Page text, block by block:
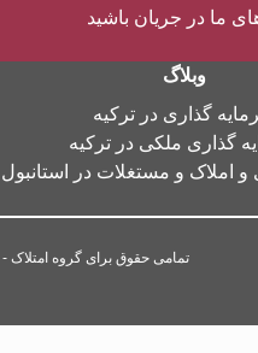
ما در جریان باشید
وبلاگ
گذاری در ترکیه
گذاری ملکی در ترکیه
و املاک و مستغلات در استانبول
تمامی حقوق برای گروه امتلاک -